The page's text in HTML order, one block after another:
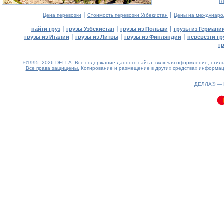
Цена перевозки | Стоимость перевозки Узбекистан | Цены на
найти груз| грузы Узбекистан | грузы из Польши | грузы из
грузы из Италии | грузы из Литвы | грузы из Финляндии | перевезти
©1995–2026 DELLA. Все содержание данного сайта, включая оформление,
Все права защищены. Копирование и размещение в других средствах
ДЕЛЛА® —